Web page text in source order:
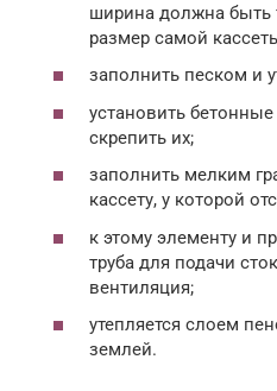
ширина должна быть
размер самой
заполнить песком и
установить
скрепить их;
заполнить мелким
кассету, у которой
к этому элементу и
труба для подачи
вентиляция;
утепляется слоем
землей.